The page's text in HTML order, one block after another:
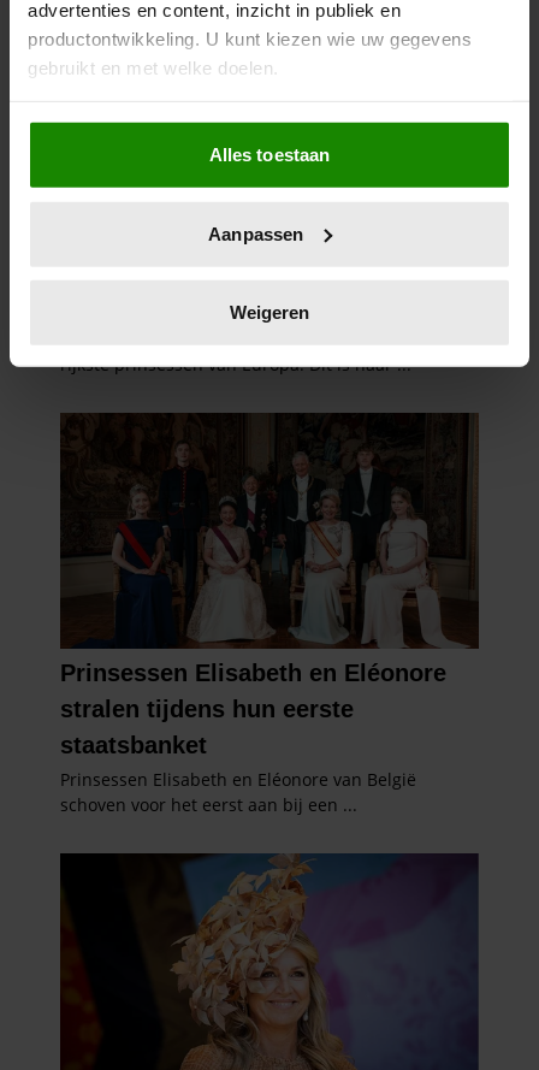
advertenties en content, inzicht in publiek en
productontwikkeling. U kunt kiezen wie uw gegevens
gebruikt en met welke doelen.
Als u het toestaat, willen we ook graag:
Informatie verzamelen over uw geografische
locatie, die tot een paar meter nauwkeurig kan zijn
scannen op specifieke eigenschappen (fingerprinting)
verwerkt en stel uw voorkeuren in het
intrekken in de Cookieverklaring.
personaliseren, om functies voor social media te bieden
en om ons websiteverkeer te analyseren. Ook delen we
informatie over uw gebruik van onze site met onze
partners voor social media, adverteren en analyse. Deze
partners kunnen deze gegevens combineren met andere
informatie die u aan ze heeft verstrekt of die ze hebben
verzameld op basis van uw gebruik van hun services. U
gaat akkoord met onze cookies als u onze website blijft
gebruiken.
Alles toestaan
Aanpassen
Weigeren